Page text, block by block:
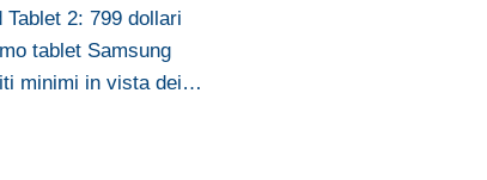
2: 799 dollari
tablet Samsung
minimi in vista dei…